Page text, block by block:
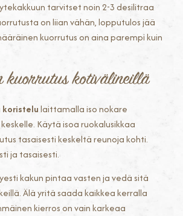
tarvitset noin 2-3 desilitraa
on liian vähän, lopputulos jää
kuorrutus on aina parempi kuin
kuorrutus kotivälineillä
laittamalla iso nokare
Käytä isoa ruokalusikkaa
tasaisesti keskeltä reunoja kohti.
ja tasaisesti.
kakun pintaa vasten ja vedä sitä
Älä yritä saada kaikkea kerralla
kierros on vain karkeaa